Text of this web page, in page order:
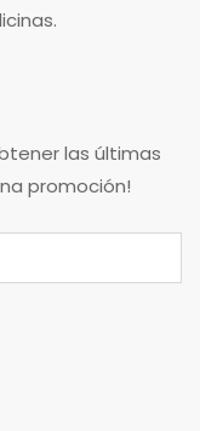
las últimas
promoción!